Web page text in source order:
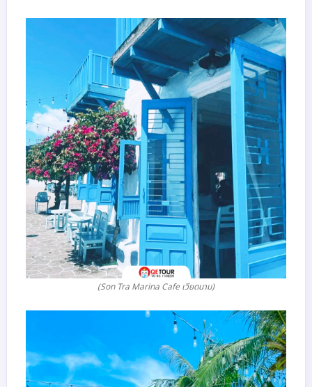
(Son Tra Marina Cafe เวียดนาม)